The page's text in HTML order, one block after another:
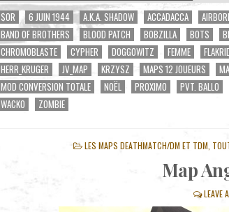
$OR 6 JUIN 1944 A.K.A. SHADOW ACCADACCA
BAND OF BROTHERS
BLOOD PATCH BOBZILLA BOTS
CHROMOBLASTE
CYPHER DOGGOWITZ FEMME
HERR_KRUGER
JV_MAP KRZYSZ MAPS 12 JOUEURS
MOD CONVERSION TOTALE
NOËL PROXIMO PVT. BALLO
WACKO
ZOMBIE
POSTED
LES MAPS DEATHMATCH/DM ET TDM
Map
LEAVE